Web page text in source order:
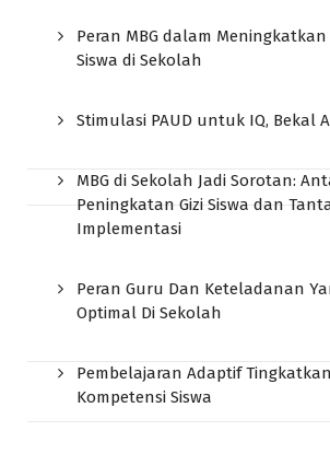
Peran MBG dalam
Siswa di Sekolah
Stimulasi PAUD untuk IQ, Bekal
MBG di Sekolah Jadi Sorotan:
Peningkatan Gizi Siswa dan
Implementasi
Peran Guru Dan Keteladanan
Optimal Di Sekolah
Pembelajaran Adaptif
Kompetensi Siswa